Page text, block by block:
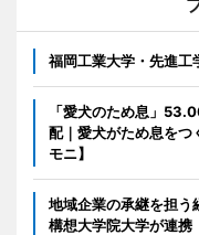
福岡工業大学・先進工
「愛犬のため息」
配｜愛犬がため息をつ
モニ】
地域企業の承継を担
構想大学院大学が連携